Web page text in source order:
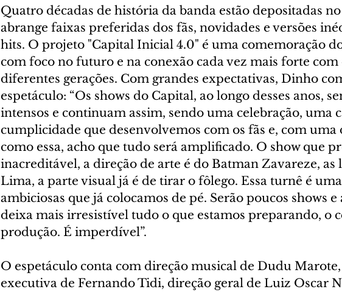
Quatro décadas de história da banda estão depositadas
abrange faixas preferidas dos fãs, novidades e versões
hits. O projeto "Capital Inicial 4.0" é uma comemoração
com foco no futuro e na conexão cada vez mais forte
diferentes gerações. Com grandes expectativas, Dinho
espetáculo: “Os shows do Capital, ao longo desses anos,
intensos e continuam assim, sendo uma celebração, uma
cumplicidade que desenvolvemos com os fãs e, com uma
como essa, acho que tudo será amplificado. O show que
inacreditável, a direção de arte é do Batman Zavareze, as
Lima, a parte visual já é de tirar o fôlego. Essa turnê é
ambiciosas que já colocamos de pé. Serão poucos shows
deixa mais irresistível tudo o que estamos preparando, o
produção. É imperdível”.
O espetáculo conta com direção musical de Dudu
executiva de Fernando Tidi, direção geral de Luiz Oscar